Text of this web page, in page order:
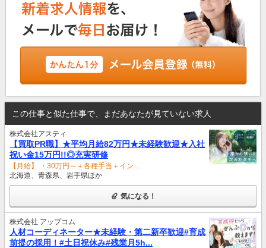
この仕事と似た仕事で、まだあなたが見ていない求人
株式会社アスティ
【買取PR職】★平均月給82万円★未経験歓迎★入社
祝い金15万円!!◎充実研修
【月給】 ・30万円～＋各種手当＋イン...
北海道、青森県、岩手県ほか
気になる！
株式会社 アップコム
人材コーディネーター★未経験・第二新卒歓迎#育成
前提の採用！#土日祝休み#残業月5h...